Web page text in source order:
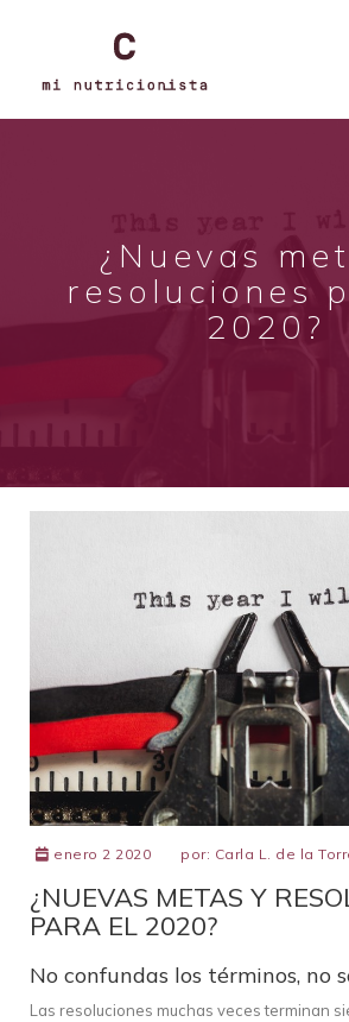
¿Nuevas
resoluciones
2020?
enero 2 2020 por: Carla L. de la
¿NUEVAS METAS Y
PARA EL 2020?
No confundas los términos, no
Las resoluciones muchas veces terminan